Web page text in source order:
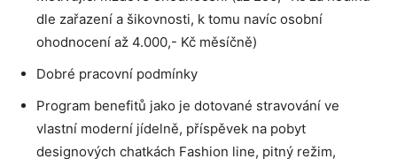
dle zařazení a šikovnosti, k tomu navíc osobní
ohodnocení až 4.000,- Kč měsíčně)
Dobré pracovní podmínky
Program benefitů jako je dotované stravování ve
vlastní moderní jídelně, příspěvek na pobyt
designových chatkách Fashion line, pitný režim,